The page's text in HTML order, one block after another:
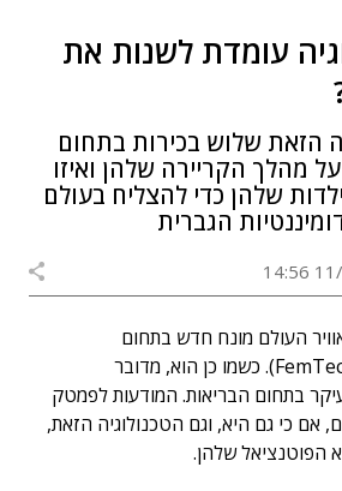
עומדת לשנות את
הזאת שלוש בכירות בתחום
מהלך הקריירה שלהן ואיזו
שלהן כדי להצליח בעולם
הגברית
11/
העולם מונח חדש בתחום
הטכנולוגיה: פמטק (FemTech). כשמו כן הוא, מדובר
בתחום הבריאות. המודעות לפמטק
אם כי גם היא, וגם הטכנולוגיה הזאת,
הפוטנציאל שלהן.